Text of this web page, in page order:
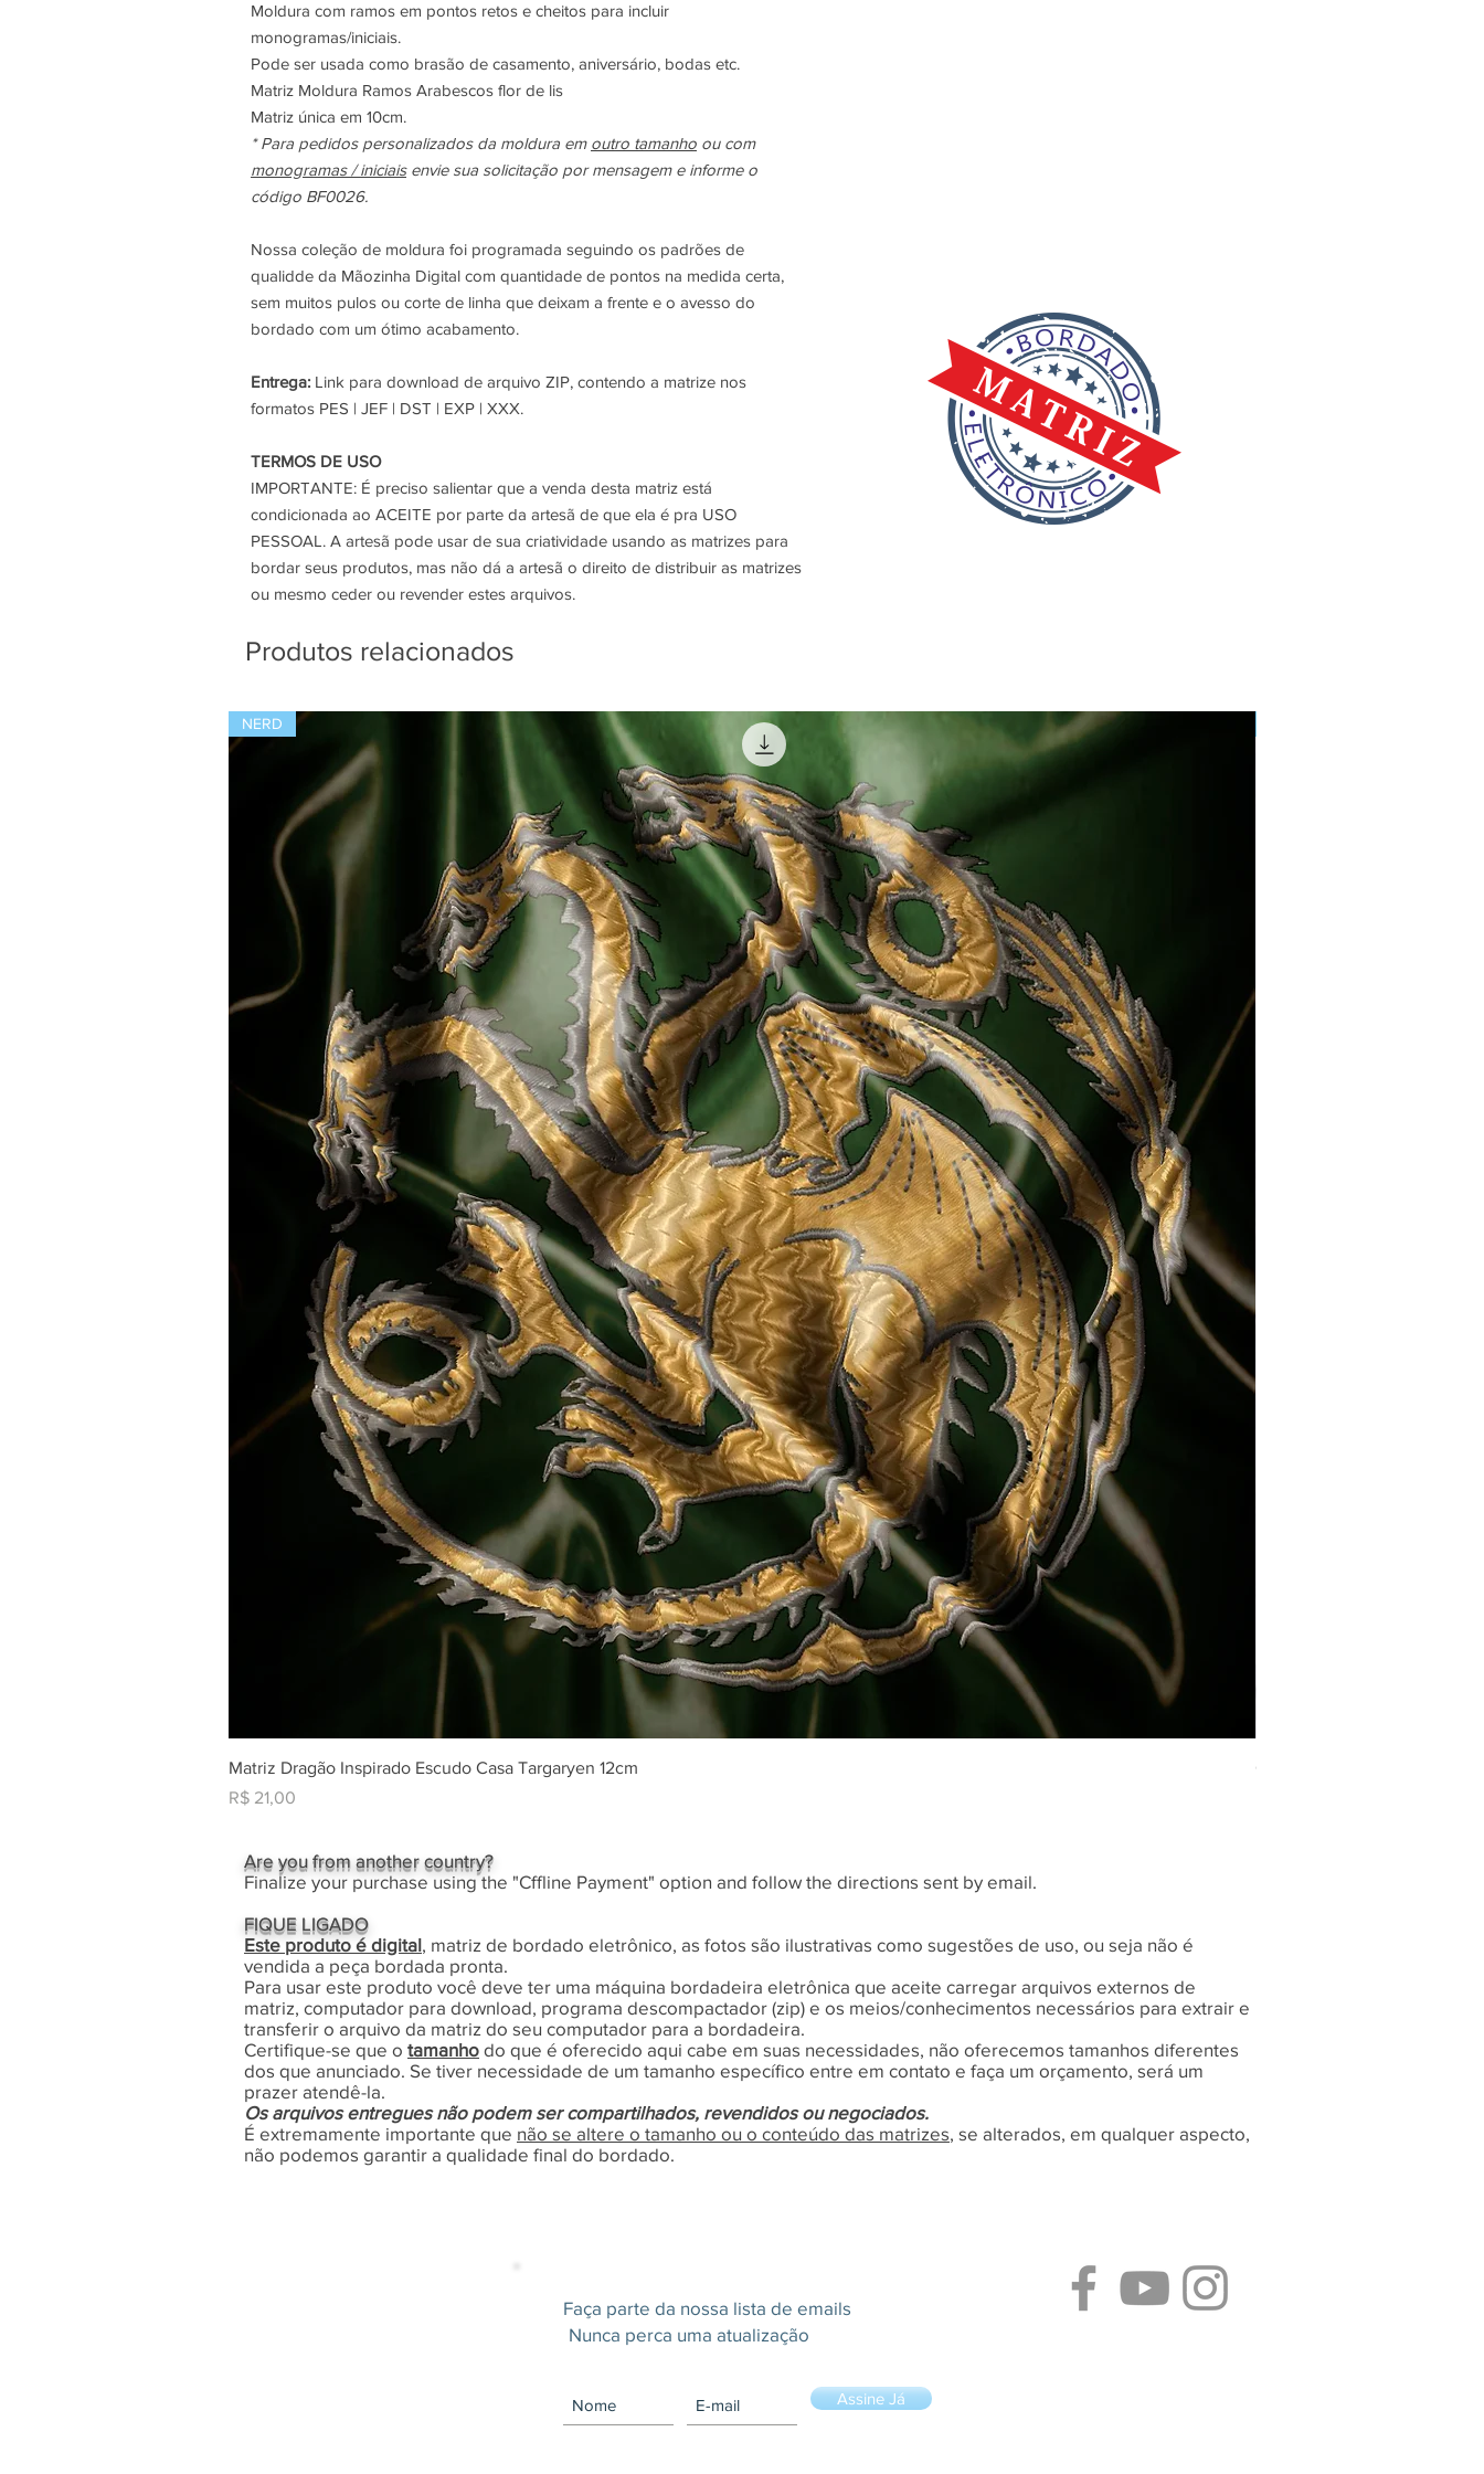
Moldura com ramos em pontos retos e cheitos para incluir
monogramas/iniciais.
Pode ser usada como brasão de casamento, aniversário, bodas etc.
Matriz Moldura Ramos Arabescos flor de lis
Matriz única em 10cm.
* Para pedidos personalizados da moldura em outro tamanho ou com
monogramas / iniciaisenvie sua solicitação por mensagem e informe o
código BF0026.
Nossa coleção de moldura foi programada seguindo os padrões de
qualidde da Mãozinha Digital com quantidade de pontos na medida certa,
sem muitos pulos ou corte de linha que deixam a frente e o avesso do
bordado com um ótimo acabamento.
Entrega: Link para download de arquivo ZIP, contendo a matrize nos
formatos PES | JEF | DST | EXP | XXX.
TERMOS DE USO
IMPORTANTE: É preciso salientar que a venda desta matriz está
condicionada ao ACEITE por parte da artesã de que ela é pra USO
PESSOAL. A artesã pode usar de sua criatividade usando as matrizes para
bordar seus produtos, mas não dá a artesã o direito de distribuir as matrizes
ou mesmo ceder ou revender estes arquivos.
Produtos relacionados
NERD
Matriz Dragão Inspirado Escudo Casa Targaryen 12cm
Preço
R$ 21,00
Coleção Matrizes Natal -
Are you from another country?
Finalize your purchase using the "Cffline Payment" option and follow the directions sent by email.
FIQUE LIGADO
Este produto é digital, matriz de bordado eletrônico, as fotos são ilustrativas como sugestões de uso, ou seja não é
vendida a peça bordada pronta.
Para usar este produto você deve ter uma máquina bordadeira eletrônica que aceite carregar arquivos externos de
matriz, computador para download, programa descompactador (zip) e os meios/conhecimentos necessários para extrair e
transferir o arquivo da matriz do seu computador para a bordadeira.
Certifique-se que o tamanho do que é oferecido aqui cabe em suas necessidades, não oferecemos tamanhos diferentes
dos que anunciado. Se tiver necessidade de um tamanho específico entre em contato e faça um orçamento, será um
prazer atendê-la.
Os arquivos entregues não podem ser compartilhados, revendidos ou negociados.
É extremamente importante que não se altere o tamanho ou o conteúdo das matrizes, se alterados, em qualquer aspecto,
não podemos garantir a qualidade final do bordado.
Faça parte da nossa lista de emails
Nunca perca uma atualização
Assine Já